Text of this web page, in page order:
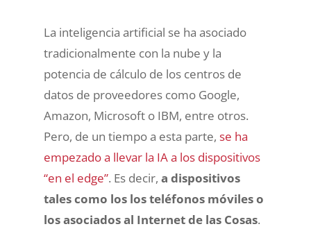
La inteligencia artificial se ha asociado
tradicionalmente con la nube y la
potencia de cálculo de los centros de
datos de proveedores como Google,
Amazon, Microsoft o IBM, entre otros.
Pero, de un tiempo a esta parte, se ha
empezado a llevar la IA a los dispositivos
“en el edge”. Es decir, a dispositivos
tales como los los teléfonos móviles o
los asociados al Internet de las Cosas.